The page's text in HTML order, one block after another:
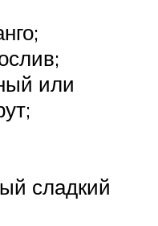
или
сладкий